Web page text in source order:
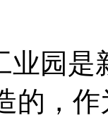
业园是
的，